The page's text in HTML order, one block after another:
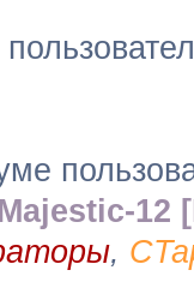
Majestic-12
,